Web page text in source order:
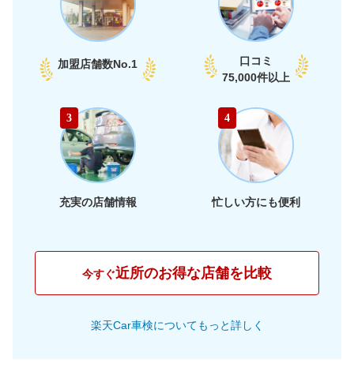
加盟店舗数No.1
口コミ
75,000件以上
3
充実の店舗情報
4
忙しい方にも便利
今すぐ近所のお得な店舗を比較
楽天Car車検についてもっと詳しく